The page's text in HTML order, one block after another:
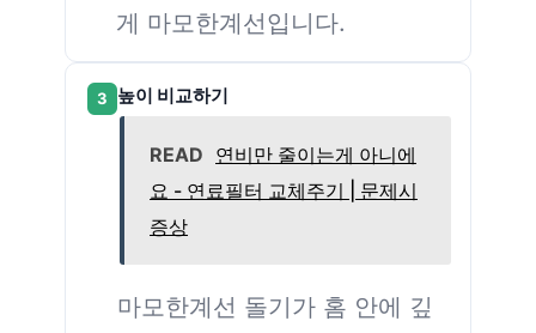
게 마모한계선입니다.
3 높이 비교하기
READ 연비만 줄이는게 아니에
요 - 연료필터 교체주기 | 문제시
증상
마모한계선 돌기가 홈 안에 깊